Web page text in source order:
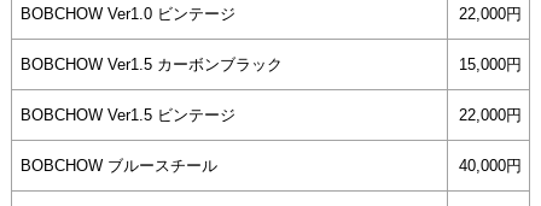
BOBCHOW Ver1.0 ビンテージ 22,000円
BOBCHOW Ver1.5 カーボンブラック 15,000円
BOBCHOW Ver1.5 ビンテージ 22,000円
BOBCHOW ブルースチール 40,000円